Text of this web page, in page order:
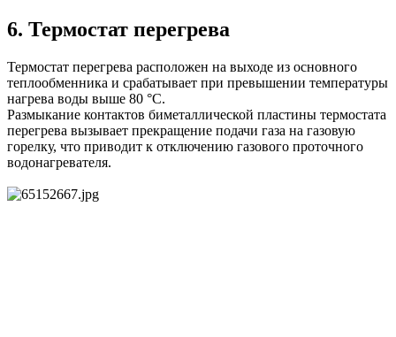
6. Термостат перегрева
Термостат перегрева расположен на выходе из основного
теплообменника и срабатывает при превышении температуры
нагрева воды выше 80 °С.
Размыкание контактов биметаллической пластины термостата
перегрева вызывает прекращение подачи газа на газовую
горелку, что приводит к отключению газового проточного
водонагревателя.